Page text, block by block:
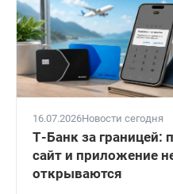
16.07.2026Новости сегодня
Т-Банк за границей:
сайт и приложение
открываются